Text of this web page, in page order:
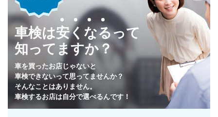
関
東
埼玉県 67,640 店舗を探す
茨城県 68,330 円 店舗を探す
栃木県 64,930 店舗を探す
群馬県 64,170 店舗を探す
山梨県 65,750 店舗を探す
車検は安くなるって
知ってますか？
車を買ったお店じゃないと
車検できないって思ってませんか？
そんなことはありません。
車検するお店は自分で選べるんです！